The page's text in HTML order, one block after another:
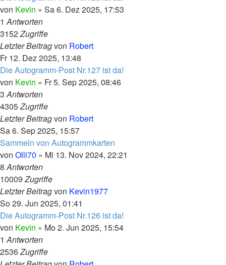
von Kevin » Sa 6. Dez 2025, 17:53
1Antworten
3152Zugriffe
Letzter Beitragvon Robert
Fr 12. Dez 2025, 13:48
Die Autogramm-Post Nr.127 ist da!
von Kevin » Fr 5. Sep 2025, 08:46
3Antworten
4305Zugriffe
Letzter Beitragvon Robert
Sa 6. Sep 2025, 15:57
Sammeln von Autogrammkarten
von Olli70 » Mi 13. Nov 2024, 22:21
8Antworten
10009Zugriffe
Letzter Beitragvon Kevin1977
So 29. Jun 2025, 01:41
Die Autogramm-Post Nr.126 ist da!
von Kevin » Mo 2. Jun 2025, 15:54
1Antworten
2536Zugriffe